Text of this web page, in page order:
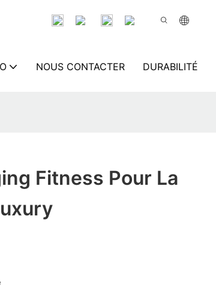
NOUS CONTACTER DURABILITÉ
Fitness Pour La